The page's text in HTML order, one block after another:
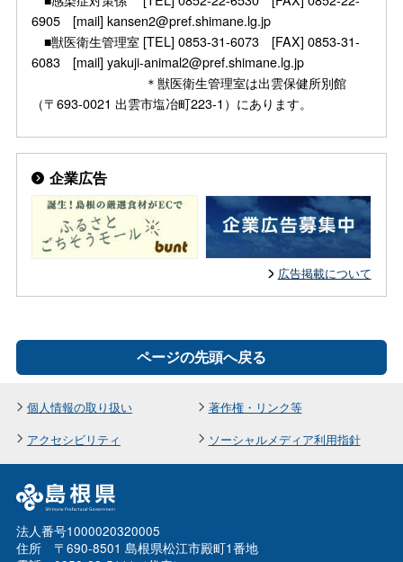
6905 [mail] kansen2@pref.shimane.lg.jp
■獣医衛生管理室 [TEL] 0853-31-6073 [FAX] 0853-31-
6083 [mail] yakuji-animal2@pref.shimane.lg.jp
＊獣医衛生管理室は出雲保健所別館
（〒693-0021 出雲市塩冶町223-1）にあります。
企業広告
広告掲載について
ページの先頭へ戻る
個人情報の取り扱い
著作権・リンク等
アクセシビリティ
ソーシャルメディア利用指針
法人番号1000020320005
住所 〒690-8501 島根県松江市殿町1番地